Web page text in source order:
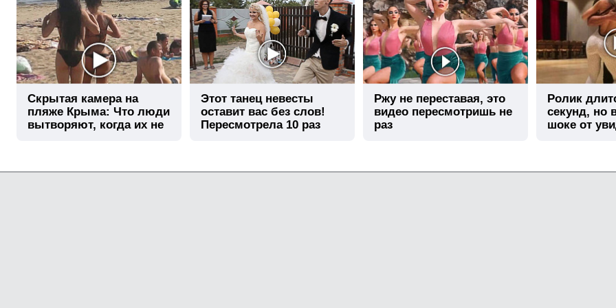
Скрытая камера на
пляже Крыма: Что люди
вытворяют, когда их не
Этот танец невесты
оставит вас без слов!
Пересмотрела 10 раз
Ржу не переставая, это
видео пересмотришь не
раз
Ролик
секунд, но
шоке от